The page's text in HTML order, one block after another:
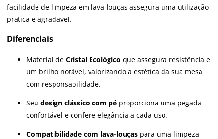
facilidade de limpeza em lava-louças assegura uma utilização
prática e agradável.
Diferenciais
Material de Cristal Ecológico que assegura resistência e
um brilho notável, valorizando a estética da sua mesa
com responsabilidade.
Seu design clássico com pé proporciona uma pegada
confortável e confere elegância a cada uso.
Compatibilidade com lava-louças para uma limpeza